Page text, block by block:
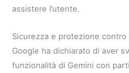
assistere l’utente.
Sicurezza e protezione
Google ha dichiarato di aver
funzionalità di Gemini con